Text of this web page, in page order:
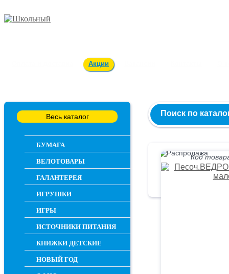
Акции
Весь каталог
БУМАГА
ВЕЛОТОВАРЫ
ГАЛАНТЕРЕЯ
ИГРУШКИ
ИГРЫ
ИСТОЧНИКИ ПИТАНИЯ
КНИЖКИ ДЕТСКИЕ
НОВЫЙ ГОД
Поиск по
Код